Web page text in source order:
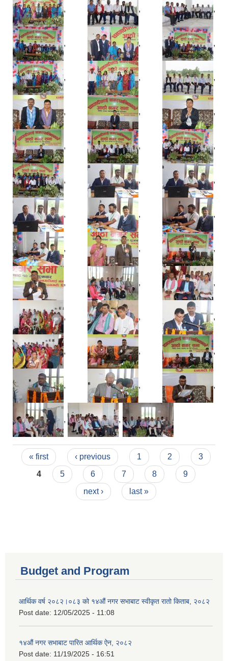
, , ,
, , ,
, , ,
, , ,
, , ,
, , ,
, , ,
, , ,
, , ,
, , ,
, , ,
, , ,
, ,
Pages
« first ‹ previous 1 2
3
4
5 6 7 8
9
next ›
last »
Budget and Program
आर्थिक वर्ष २०८२।०८३ को १४औं नगर सभाबाट स्वीकृत रातो किताब, २०८२
Post date: 12/05/2025 - 11:08
१४औं नगर सभाबाट पारित आर्थिक ऐन, २०८२
Post date: 11/19/2025 - 16:51